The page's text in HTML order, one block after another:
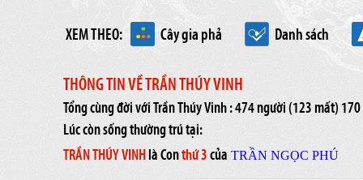
XEM THEO: Cây gia phả Danh sách
THÔNG TIN VỀ TRẦN THÚY VINH
Tổng cùng đời với Trần Thúy Vinh : 474 người (123 mất)
Lúc còn sống thường trú tại:
TRẦN THÚY VINHlà Conthứ 3của TRẦN NGỌC PHÚ